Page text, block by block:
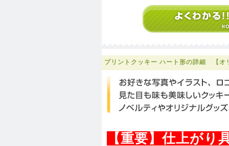
プリントクッキー ハート形の詳細 【
【重要】仕上がり